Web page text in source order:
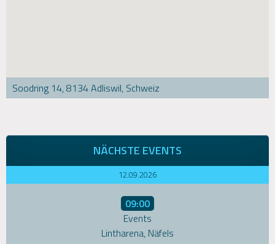
Soodring 14, 8134 Adliswil, Schweiz
NÄCHSTE EVENTS
12.09.2026
09:00
Events
Lintharena, Näfels